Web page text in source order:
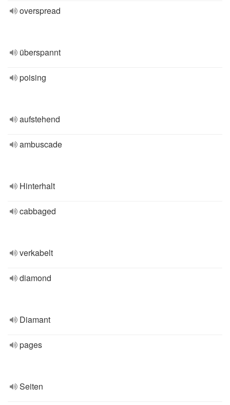
overspread
überspannt
poising
aufstehend
ambuscade
Hinterhalt
cabbaged
verkabelt
diamond
Diamant
pages
Seiten